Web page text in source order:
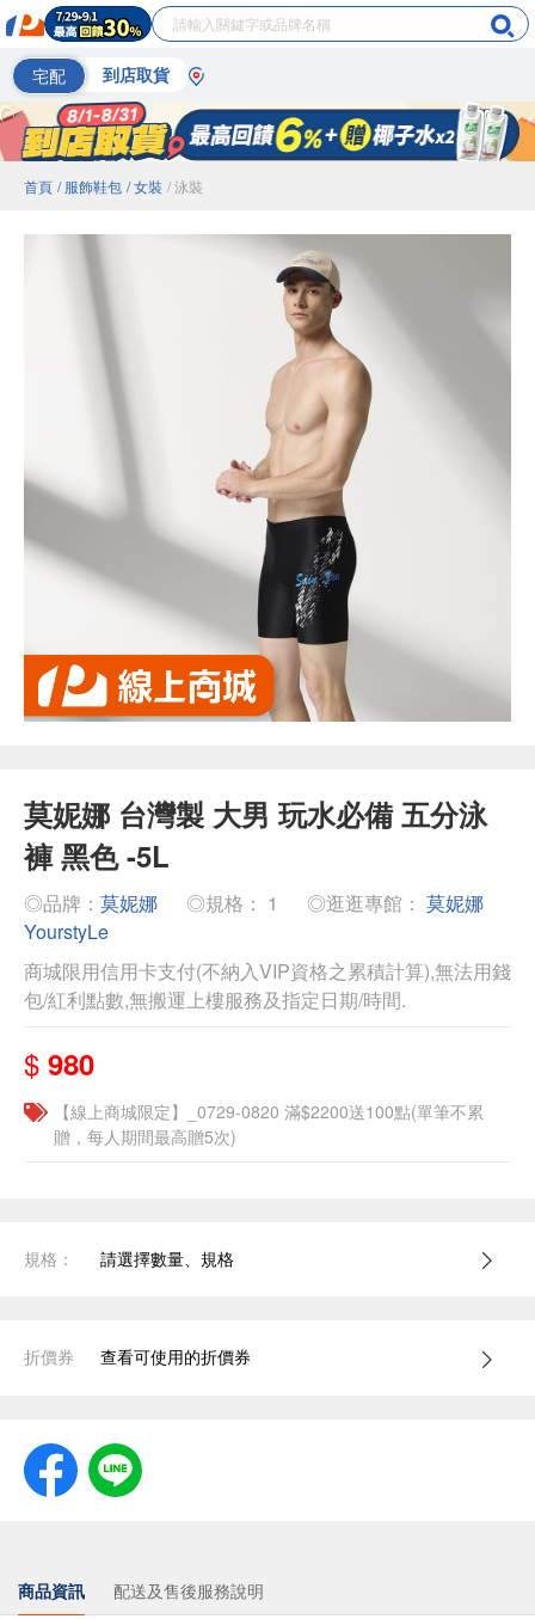
宅配 到店取貨
首頁 / 服飾鞋包 / 女裝 / 泳裝
莫妮娜 台灣製 大男 玩水必備 五分泳
褲 黑色 -5L
◎品牌： 莫妮娜 ◎規格： 1 ◎逛逛專館： 莫妮娜
YourstyLe
商城限用信用卡支付(不納入VIP資格之累積計算),無法用錢
包/紅利點數,無搬運上樓服務及指定日期/時間.
$ 980
【線上商城限定】_0729-0820 滿$2200送100點(單筆不累
贈，每人期間最高贈5次)
規格： 請選擇數量、規格
折價券 查看可使用的折價券
商品資訊 配送及售後服務說明